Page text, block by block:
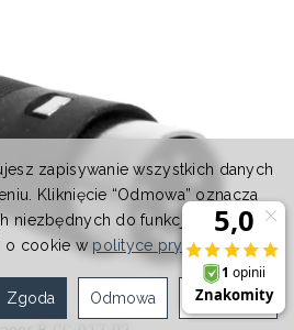
zapisywanie wszystkich danych
Kliknięcie “Odmowa” oznacza
niezbędnych do funkcjonowania
o cookie w polityce prywatności.
Ustawienia
Odmowa
Zgoda